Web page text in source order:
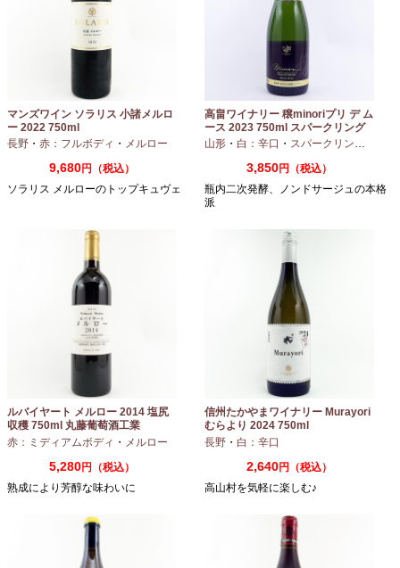
マンズワイン ソラリス 小諸メルロ
ー 2022 750ml
長野 ・ 赤：フルボディ ・ メルロー
9,680円（税込）
ソラリス メルローのトップキュヴェ
高畠ワイナリー 穣minoriプリ デ ム
ース 2023 750ml スパークリング
ワイン
山形 ・ 白：辛口 ・ スパークリングワイン
3,850円（税込）
瓶内二次発酵、ノンドサージュの本格
派
ルバイヤート メルロー 2014 塩尻
収穫 750ml 丸藤葡萄酒工業
赤：ミディアムボディ ・ メルロー
5,280円（税込）
熟成により芳醇な味わいに
信州たかやまワイナリー Murayori
むらより 2024 750ml
長野 ・ 白：辛口
2,640円（税込）
高山村を気軽に楽しむ♪